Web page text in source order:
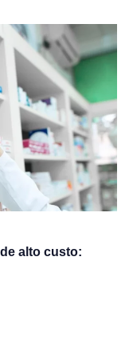
alto custo: